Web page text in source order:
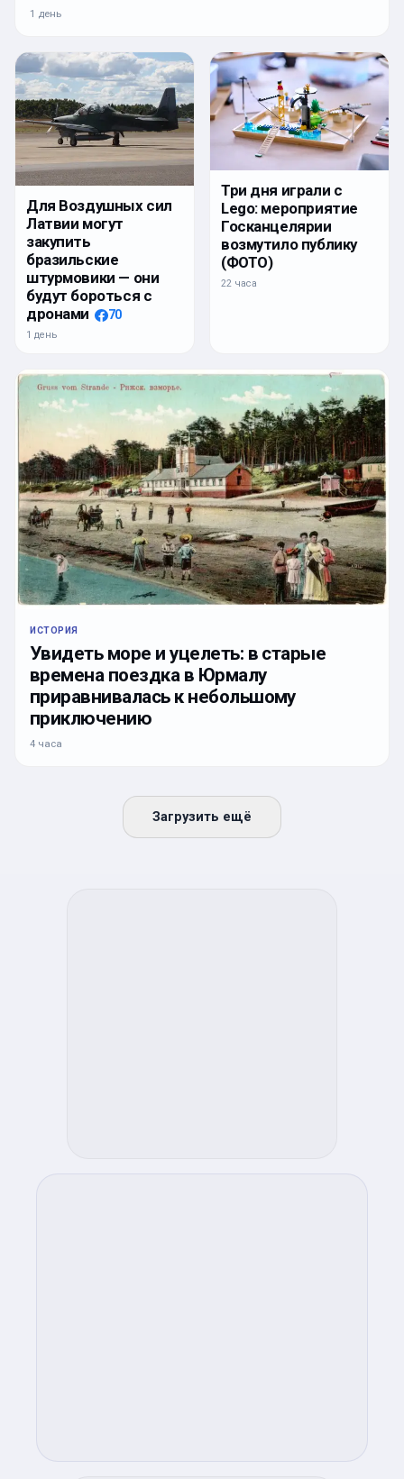
1 день
Для Воздушных сил
Латвии могут
закупить
бразильские
штурмовики — они
будут бороться с
дронами
70
1 день
Три дня играли с
Lego: мероприятие
Госканцелярии
возмутило публику
(ФОТО)
22 часа
ИСТОРИЯ
Увидеть море и уцелеть: в старые
времена поездка в Юрмалу
приравнивалась к небольшому
приключению
4 часа
Загрузить ещё